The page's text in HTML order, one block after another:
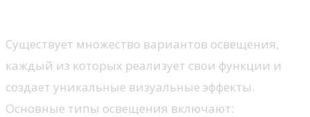
Существует множество вариантов освещения,
каждый из которых реализует свои функции и
создает уникальные визуальные эффекты.
Основные типы освещения включают: